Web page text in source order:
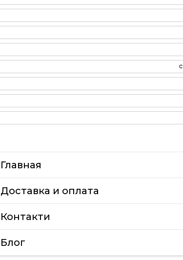
Главная
Доставка и оплата
Контакти
Блог